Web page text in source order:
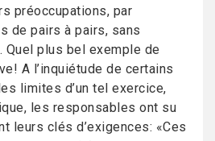
préoccupations, par
de pairs à pairs, sans
Quel plus bel exemple de
A l’inquiétude de certains
limites d’un tel exercice,
les responsables ont su
leurs clés d’exigences: «Ces